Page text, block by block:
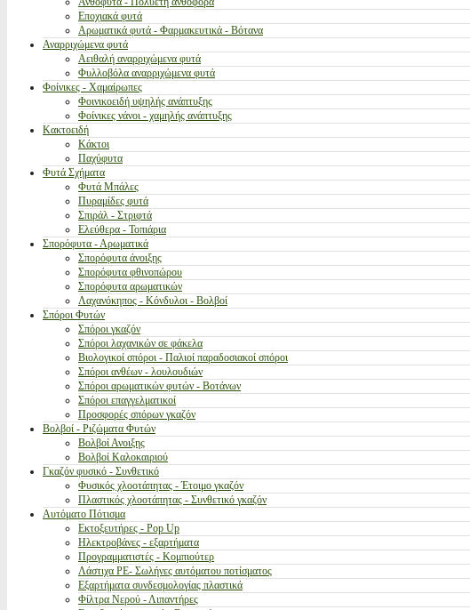
Εποχιακά φυτά
Αρωματικά φυτά - Φαρμακευτικά - Βότανα
Αναρριχώμενα φυτά
Αειθαλή αναρριχώμενα φυτά
Φυλλοβόλα αναρριχώμενα φυτά
Φοίνικες - Χαμαίρωπες
Φοινικοειδή υψηλής ανάπτυξης
Φοίνικες νάνοι - χαμηλής ανάπτυξης
Κακτοειδή
Κάκτοι
Παχύφυτα
Φυτά Σχήματα
Φυτά Μπάλες
Πυραμίδες φυτά
Σπιράλ - Στριφτά
Ελεύθερα - Τοπιάρια
Σπορόφυτα - Αρωματικά
Σπορόφυτα άνοιξης
Σπορόφυτα φθινοπώρου
Σπορόφυτα αρωματικών
Λαχανόκηπος - Κόνδυλοι - Βολβοί
Σπόροι Φυτών
Σπόροι γκαζόν
Σπόροι λαχανικών σε φάκελα
Βιολογικοί σπόροι - Παλιοί παραδοσιακοί σπόροι
Σπόροι ανθέων - λουλουδιών
Σπόροι αρωματικών φυτών - Βοτάνων
Σπόροι επαγγελματικοί
Προσφορές σπόρων γκαζόν
Βολβοί - Ριζώματα Φυτών
Βολβοί Ανοιξης
Βολβοί Καλοκαιριού
Γκαζόν φυσικό - Συνθετικό
Φυσικός χλοοτάπητας - Έτοιμο γκαζόν
Πλαστικός χλοοτάπητας - Συνθετικό γκαζόν
Αυτόματο Πότισμα
Εκτοξευτήρες - Pop Up
Ηλεκτροβάνες - εξαρτήματα
Προγραμματιστές - Κομπιούτερ
Λάστιχα PE- Σωλήνες αυτόματου ποτίσματος
Εξαρτήματα συνδεσμολογίας πλαστικά
Φίλτρα Νερού - Λιπαντήρες